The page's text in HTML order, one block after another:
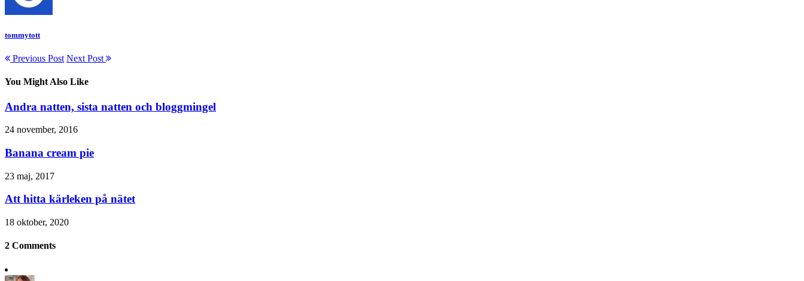
tommytott
Previous Post Next Post
You Might Also Like
Andra natten, sista natten och bloggmingel
24 november, 2016
Banana cream pie
23 maj, 2017
Att hitta kärleken på nätet
18 oktober, 2020
2 Comments